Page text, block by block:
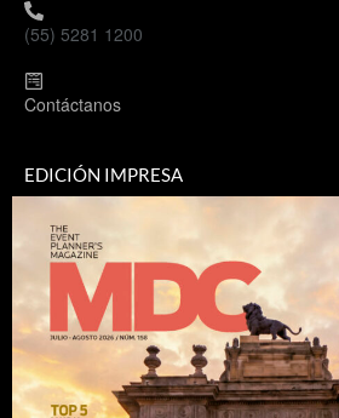
(55) 5281 1200
Contáctanos
EDICIÓN IMPRESA